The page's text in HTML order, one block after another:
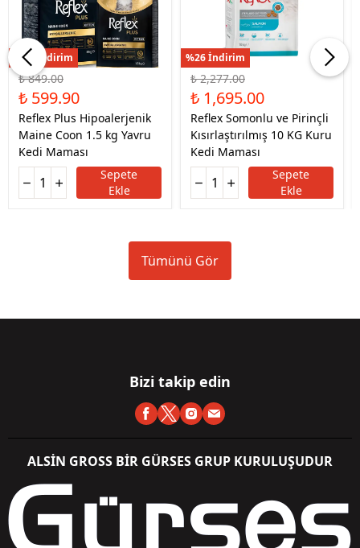
%29 İndirim
₺ 849.00
₺ 599.90
Reflex Plus Hipoalerjenik
Maine Coon 1.5 kg Yavru
Kedi Maması
Sepete
Ekle
%26 İndirim
₺ 2,277.00
₺ 1,695.00
Reflex Somonlu ve Pirinçli
Kısırlaştırılmış 10 KG Kuru
Kedi Maması
Sepete
Ekle
Tümünü Gör
Bizi takip edin
ALSİN GROSS BİR GÜRSES GRUP KURULUŞUDUR